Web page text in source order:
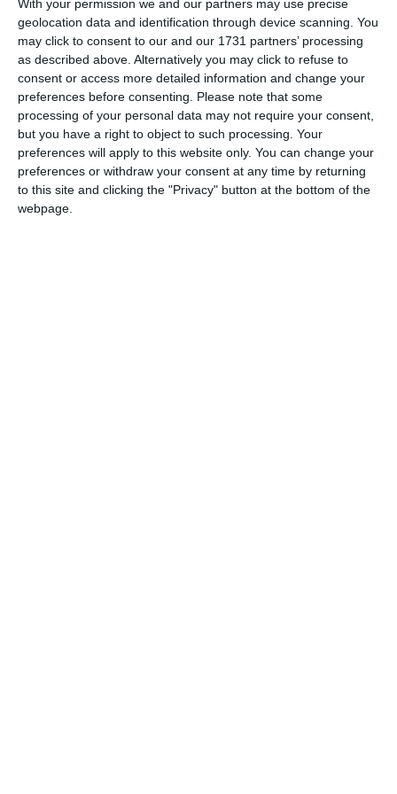
With your permission we and our partners may use precise
geolocation data and identification through device scanning. You
may click to consent to our and our 1731 partners’ processing
as described above. Alternatively you may click to refuse to
consent or access more detailed information and change your
preferences before consenting. Please note that some
processing of your personal data may not require your consent,
but you have a right to object to such processing. Your
preferences will apply to this website only. You can change your
preferences or withdraw your consent at any time by returning
to this site and clicking the "Privacy" button at the bottom of the
webpage.
guvernamentali în acest sens“, a menționat Iulian
Tudorache.
Alte proiecte importante pentru comunitate sunt cele
privind realizarea a 6 spații multisport cu suprafață
sintetică“, a completat viceprimarul. Am făcut calculele, iar
acestea vor fi realizate de către firma consiliului local și
până la sfârșitul anului. Primul astfel de spațiu va fi
amenajat în localitatea Crucea, pe strada Bufetului, în
spatele magazinului Centrocoop. Va fi un spațiu mixt, atât